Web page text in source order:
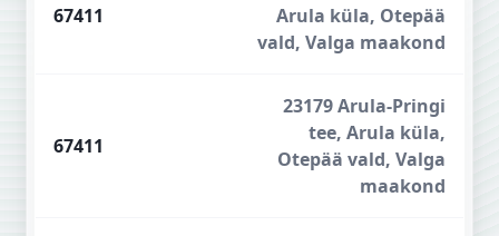
67411
Arula küla, Otepää
vald, Valga maakond
67411
23179 Arula-Pringi
tee, Arula küla,
Otepää vald, Valga
maakond